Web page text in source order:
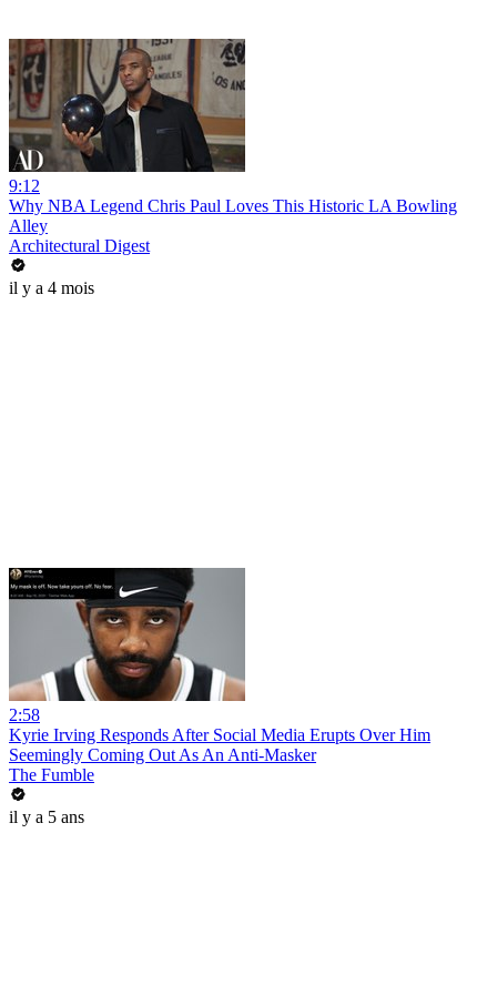
9:12
Why NBA Legend Chris Paul Loves This Historic LA Bowling
Alley
Architectural Digest
il y a 4 mois
2:58
Kyrie Irving Responds After Social Media Erupts Over Him
Seemingly Coming Out As An Anti-Masker
The Fumble
il y a 5 ans